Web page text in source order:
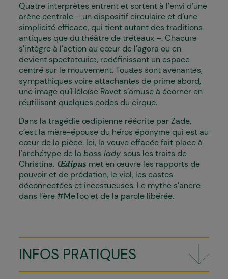
INFOS PRATIQUES
Quatre interprètes entrent et sortent à l’envi d’une
arène centrale – un dispositif circulaire et d’une
simplicité efficace, qui tient autant des traditions
antiques que du théâtre de tréteaux –. Chacun·e
s’intègre à l’action au cœur de l’agora ou en
devient spectateur·ice, redéfinissant un espace
centré sur le mouvement. Tous·tes sont avenant·es,
sympathiques voire attachant·es de prime abord,
une image qu’Héloïse Ravet s’amuse à écorner en
réutilisant quelques codes du cirque.
Dans la tragédie œdipienne réécrite par Zade,
c’est la mère-épouse du héros éponyme qui est au
cœur de la pièce. Ici, la veuve effacée fait place à
l’archétype de la boss lady sous les traits de
Christina. Œdipus met en œuvre les rapports de
pouvoir et de prédation, le viol, les castes
déconnectées et incestueuses. Le mythe s’ancre
dans l’ère #MeToo et de la parole libérée.